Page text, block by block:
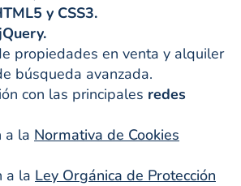
y CSS3.
jQuery.
propiedades en venta y alquiler
búsqueda avanzada.
con las principales redes
a la Normativa de Cookies
a la Ley Orgánica de Protección